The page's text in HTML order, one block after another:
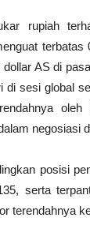
rupiah
terbatas
AS di
di sesi global
oleh
negosiasi
posisi
serta
terendahnya